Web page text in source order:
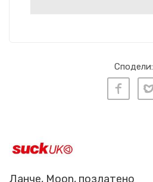
Сподели:
Ланче, Moon, позлатенo